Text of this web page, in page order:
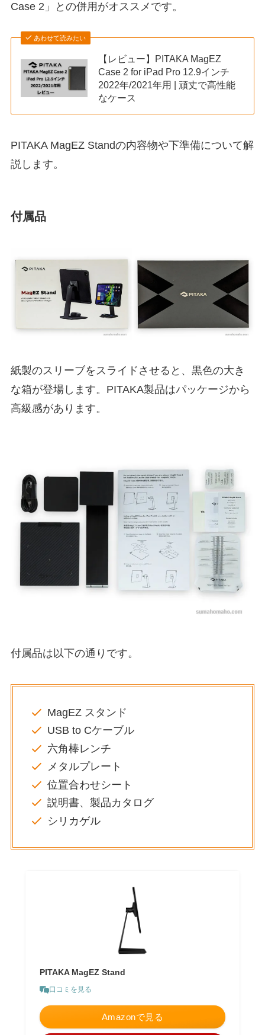
Case 2」との併用がオススメです。
あわせて読みたい
【レビュー】PITAKA MagEZ
Case 2 for iPad Pro 12.9インチ
2022年/2021年用 | 頑丈で高性能
なケース
PITAKA MagEZ Standの内容物や下準備について解
説します。
付属品
紙製のスリーブをスライドさせると、黒色の大き
な箱が登場します。PITAKA製品はパッケージから
高級感があります。
付属品は以下の通りです。
MagEZ スタンド
USB to Cケーブル
六角棒レンチ
メタルプレート
位置合わせシート
説明書、製品カタログ
シリカゲル
PITAKA MagEZ Stand
口コミを見る
Amazonで見る